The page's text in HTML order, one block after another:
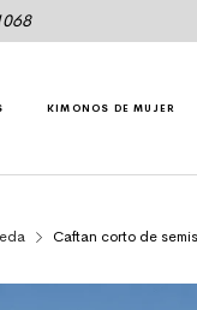
KIMONOS DE MUJER
Caftan corto de